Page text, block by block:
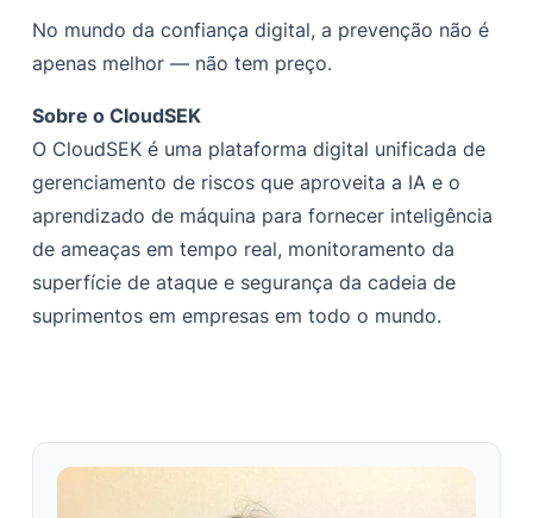
No mundo da confiança digital, a prevenção não é
apenas melhor — não tem preço.
Sobre o CloudSEK
O CloudSEK é uma plataforma digital unificada de
gerenciamento de riscos que aproveita a IA e o
aprendizado de máquina para fornecer inteligência
de ameaças em tempo real, monitoramento da
superfície de ataque e segurança da cadeia de
suprimentos em empresas em todo o mundo.